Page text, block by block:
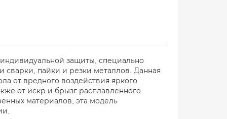
защиты, специально
пайки и резки металлов. Данная
от вредного воздействия яркого
от искр и брызг расплавленного
материалов, эта модель